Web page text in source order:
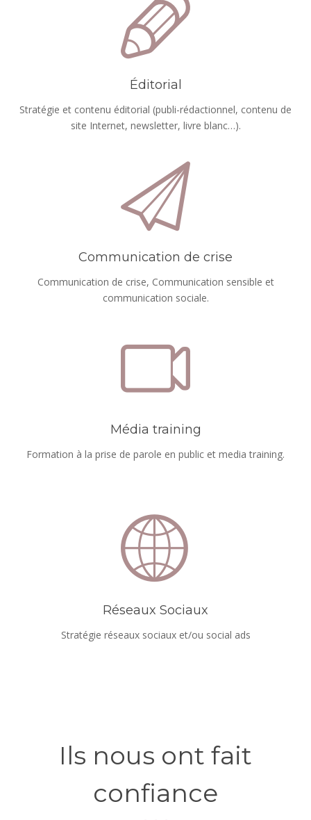
Éditorial
Stratégie et contenu éditorial (publi-rédactionnel, contenu de
site Internet, newsletter, livre blanc…).
Communication de crise
Communication de crise, Communication sensible et
communication sociale.
Média training
Formation à la prise de parole en public et media training.
Réseaux Sociaux
Stratégie réseaux sociaux et/ou social ads
Ils nous ont fait
confiance